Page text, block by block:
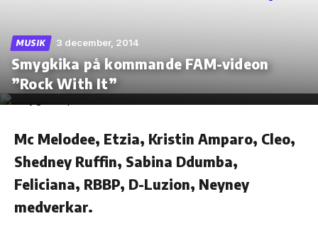
Skip
the
content
MUSIK 3 december, 2014
Smygkika på kommande FAM-videon
”Rock With It”
Mc Melodee, Etzia, Kristin Amparo, Cleo,
Shedney Ruffin, Sabina Ddumba,
Feliciana, RBBP, D-Luzion, Neyney
medverkar.